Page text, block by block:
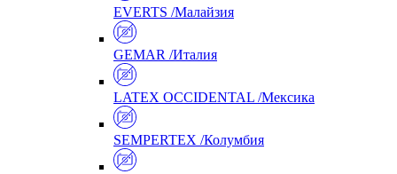
EVERTS /Малайзия
GEMAR /Италия
LATEX OCCIDENTAL /Мексика
SEMPERTEX /Колумбия